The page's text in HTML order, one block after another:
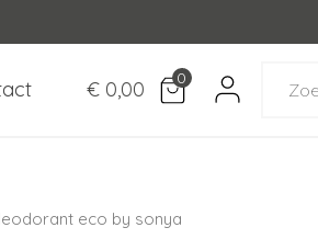
0
€ 0,00
eco by sonya